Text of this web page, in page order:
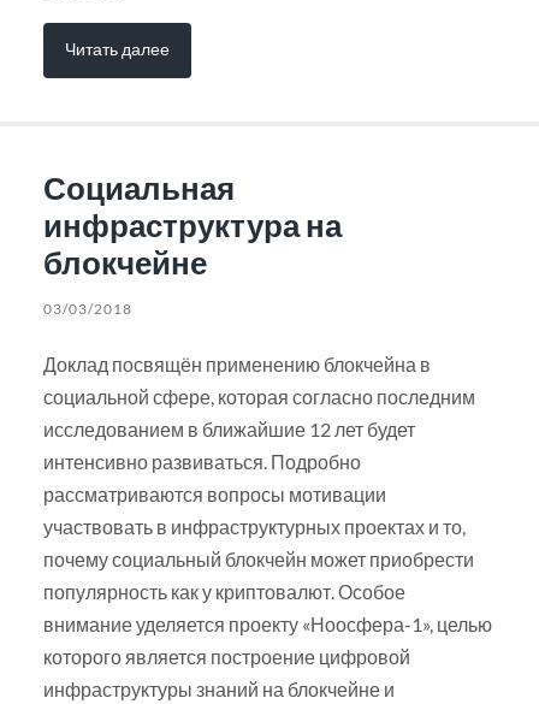
Читать далее
Социальная
инфраструктура на
блокчейне
03/03/2018
Доклад посвящён применению блокчейна в
социальной сфере, которая согласно последним
исследованием в ближайшие 12 лет будет
интенсивно развиваться. Подробно
рассматриваются вопросы мотивации
участвовать в инфраструктурных проектах и то,
почему социальный блокчейн может приобрести
популярность как у криптовалют. Особое
внимание уделяется проекту «Ноосфера-1», целью
которого является построение цифровой
инфраструктуры знаний на блокчейне и